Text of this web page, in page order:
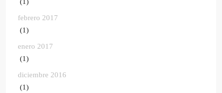
febrero 2017
(1)
enero 2017
(1)
diciembre 2016
(1)